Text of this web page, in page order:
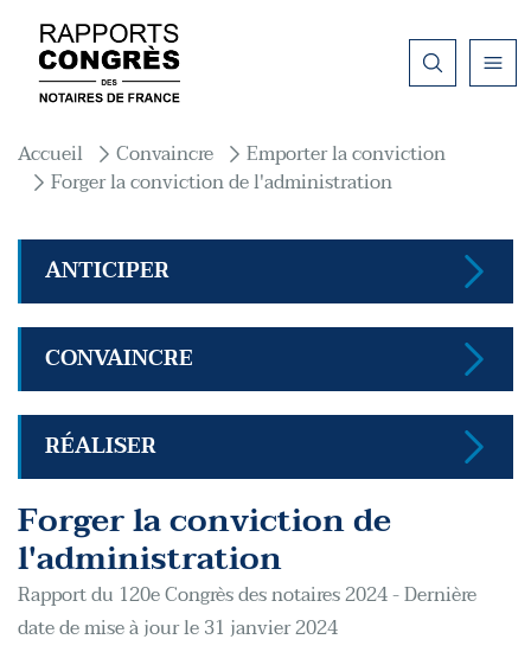
Fil d'Ariane
Accueil Convaincre
Emporter la conviction
Forger la conviction de l'administration
ANTICIPER
CONVAINCRE
RÉALISER
Forger la conviction de
l'administration
Rapport du 120e Congrès des notaires 2024 - Dernière
date de mise à jour le 31 janvier 2024